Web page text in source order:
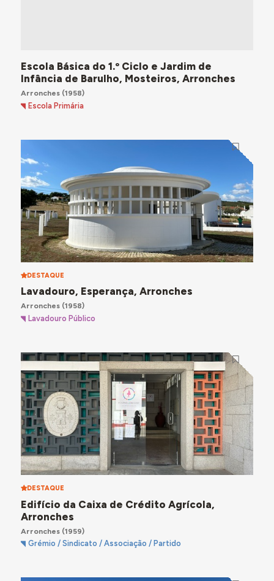
Escola Básica do 1.º Ciclo e Jardim de
Infância de Barulho, Mosteiros, Arronches
Arronches(1958)
Escola Primária
DESTAQUE
Lavadouro, Esperança, Arronches
Arronches(1958)
Lavadouro Público
DESTAQUE
Edifício da Caixa de Crédito Agrícola,
Arronches
Arronches(1959)
Grémio / Sindicato / Associação / Partido